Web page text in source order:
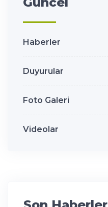
Haberler
Duyurular
Foto Galeri
Videolar